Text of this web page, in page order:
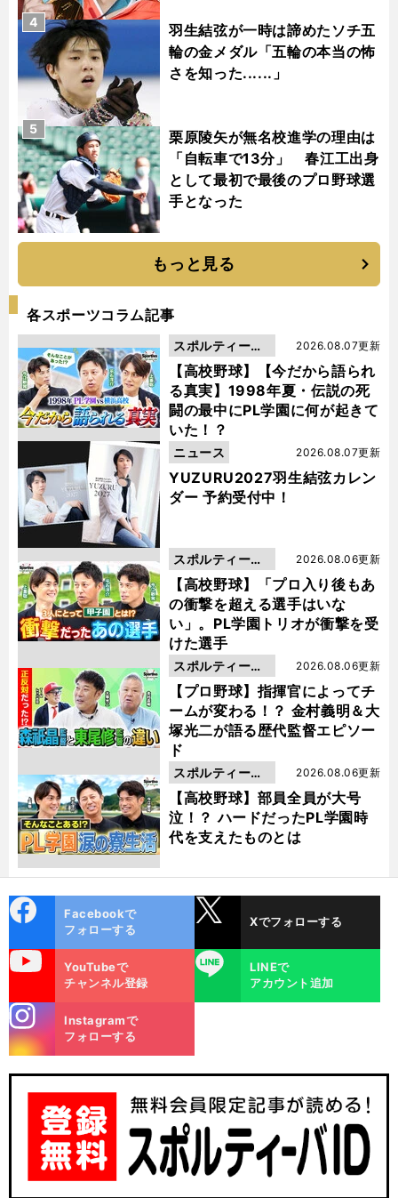
羽生結弦が一時は諦めたソチ五
輪の金メダル「五輪の本当の怖
さを知った......」
4
栗原陵矢が無名校進学の理由は
「自転車で13分」 春江工出身
として最初で最後のプロ野球選
手となった
5
もっと見る
各スポーツコラム記事
【高校野球】【今だから語られ
る真実】1998年夏・伝説の死
闘の最中にPL学園に何が起きて
いた！？
2026.08.07更新
スポルティーバ
動画
YUZURU2027羽生結弦カレン
ダー 予約受付中！
2026.08.07更新
ニュース
【高校野球】「プロ入り後もあ
の衝撃を超える選手はいな
い」。PL学園トリオが衝撃を受
けた選手
2026.08.06更新
スポルティーバ
動画
【プロ野球】指揮官によってチ
ームが変わる！？ 金村義明＆大
塚光二が語る歴代監督エピソー
ド
2026.08.06更新
スポルティーバ
動画
【高校野球】部員全員が大号
泣！？ ハードだったPL学園時
代を支えたものとは
2026.08.06更新
スポルティーバ
動画
ok
Facebookで
フォローする
Xでフォローする
YouTubeで
チャンネル登録
LINE
LINEで
アカウント追加
m
Instagramで
フォローする